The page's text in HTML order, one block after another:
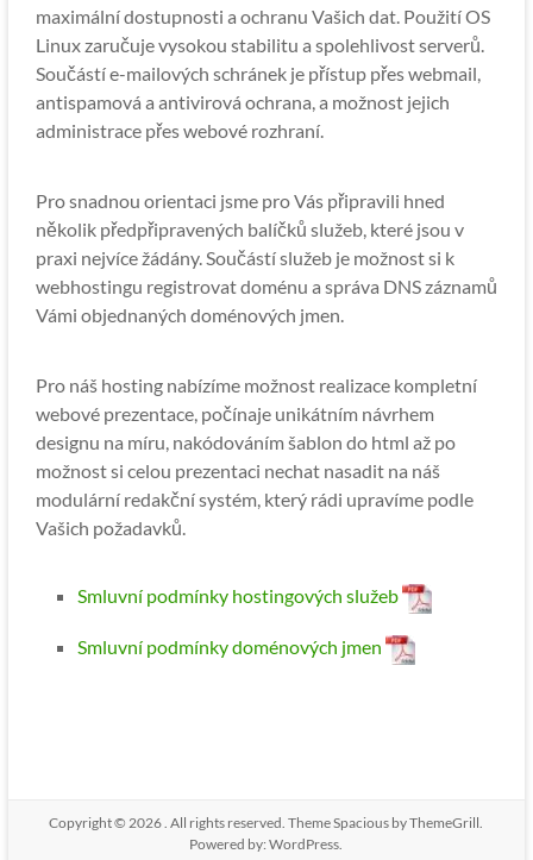
maximální dostupnosti a ochranu Vašich dat. Použití OS
Linux zaručuje vysokou stabilitu a spolehlivost serverů.
Součástí e-mailových schránek je přístup přes webmail,
antispamová a antivirová ochrana, a možnost jejich
administrace přes webové rozhraní.
Pro snadnou orientaci jsme pro Vás připravili hned
několik předpřipravených balíčků služeb, které jsou v
praxi nejvíce žádány. Součástí služeb je možnost si k
webhostingu registrovat doménu a správa DNS záznamů
Vámi objednaných doménových jmen.
Pro náš hosting nabízíme možnost realizace kompletní
webové prezentace, počínaje unikátním návrhem
designu na míru, nakódováním šablon do html až po
možnost si celou prezentaci nechat nasadit na náš
modulární redakční systém, který rádi upravíme podle
Vašich požadavků.
Smluvní podmínky hostingových služeb
Smluvní podmínky doménových jmen
Copyright © 2026. All rights reserved. ThemeSpacious by ThemeGrill.
Powered by:WordPress.